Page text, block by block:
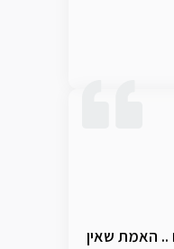
.. האמת שאין